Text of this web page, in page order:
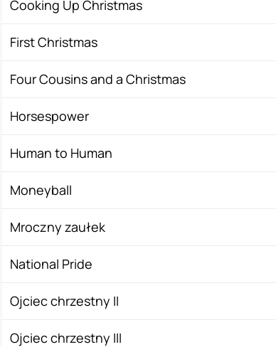
Cooking Up Christmas
First Christmas
Four Cousins and a Christmas
Horsespower
Human to Human
Moneyball
Mroczny zaułek
National Pride
Ojciec chrzestny II
Ojciec chrzestny III